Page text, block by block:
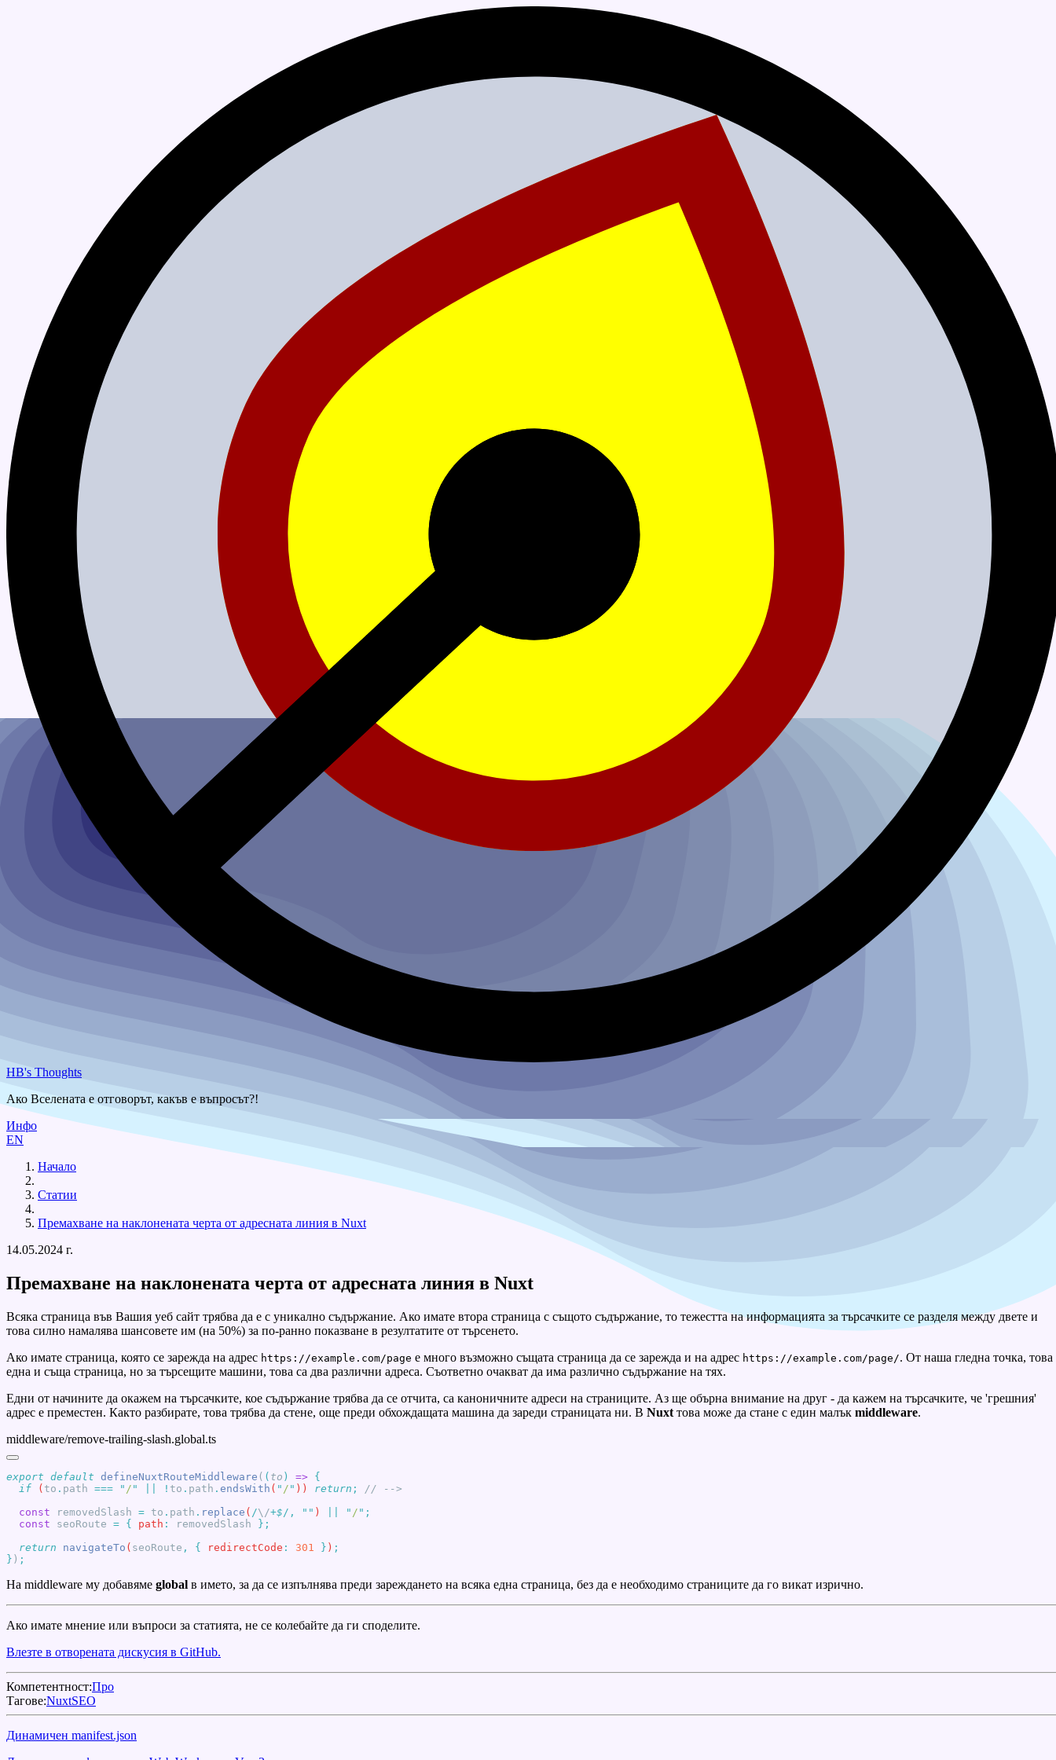
HB's Thoughts
Ако Вселената е отговорът, какъв е въпросът?!
Инфо
EN
Начало
Статии
Премахване на наклонената черта от адресната линия в Nuxt
14.05.2024 г.
Премахване на наклонената черта от адресната линия в Nuxt
Всяка страница във Вашия уеб сайт трябва да е с уникално съдържание. Ако имате втора страница с същото съдържание, то тежестта на информацията за търсачките се разделя между двете и
това силно намалява шансовете им (на 50%) за по-ранно показване в резултатите от търсенето.
Ако имате страница, която се зарежда на адрес https://example.com/page е много възможно същата страница да се зарежда и на адрес https://example.com/page/. От наша гледна точка, това
една и съща страница, но за търсещите машини, това са два различни адреса. Съответно очакват да има различно съдържание на тях.
Едни от начините да окажем на търсачките, кое съдържание трябва да се отчита, са каноничните адреси на страниците. Аз ще обърна внимание на друг - да кажем на търсачките, че 'грешния'
адрес е преместен. Както разбирате, това трябва да стене, още преди обхождащата машина да зареди страницата ни. В Nuxt това може да стане с един малък middleware.
middleware/remove-trailing-slash.global.ts
export default defineNuxtRouteMiddleware ( ( to ) =>
  if
( to . path === " / " ! to . path . endsWith ( " / " )) return ;
  const
removedSlash = to . path . replace ( /\/+$ / , "" ) " / "
  const
seoRoute = { path : removedSlash
  return
navigateTo ( seoRoute , { redirectCode : 301 } )
} )
На middleware му добавяме global в името, за да се изпълнява преди зареждането на всяка една страница, без да е необходимо страниците да го викат изрично.
Ако имате мнение или въпроси за статията, не се колебайте да ги споделите.
Влезте в отворената дискусия в GitHub.
Компетентност:Про
Тагове:NuxtSEO
Динамичен manifest.json